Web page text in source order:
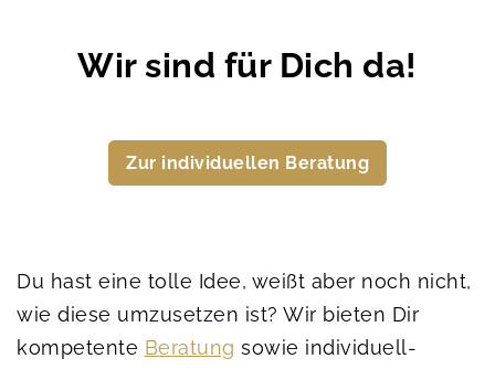
Wir sind für Dich da!
Zur individuellen Beratung
Du hast eine tolle Idee, weißt aber noch nicht,
wie diese umzusetzen ist? Wir bieten Dir
kompetente Beratung sowie individuell-